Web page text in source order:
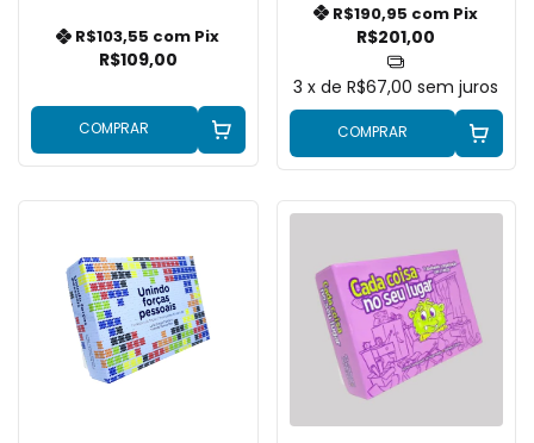
R$109,00
R$103,55 com Pix
COMPRAR
R$201,00
R$190,95 com Pix
3 x deR$67,00 sem juros
COMPRAR